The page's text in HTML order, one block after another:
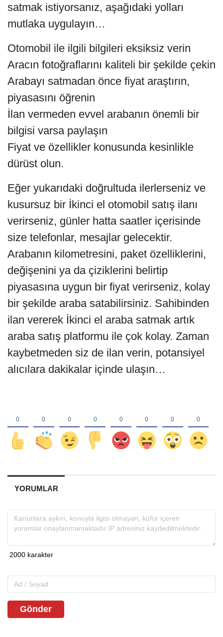
satmak istiyorsanız, aşağıdaki yolları
mutlaka uygulayın…
Otomobil ile ilgili bilgileri eksiksiz verin
Aracın fotoğraflarını kaliteli bir şekilde çekin
Arabayı satmadan önce fiyat araştırın,
piyasasını öğrenin
İlan vermeden evvel arabanın önemli bir
bilgisi varsa paylaşın
Fiyat ve özellikler konusunda kesinlikle
dürüst olun.
Eğer yukarıdaki doğrultuda ilerlerseniz ve
kusursuz bir İkinci el otomobil satış ilanı
verirseniz, günler hatta saatler içerisinde
size telefonlar, mesajlar gelecektir.
Arabanın kilometresini, paket özelliklerini,
değişenini ya da çiziklerini belirtip
piyasasına uygun bir fiyat verirseniz, kolay
bir şekilde araba satabilirsiniz. Sahibinden
ilan vererek İkinci el araba satmak artık
araba satış platformu ile çok kolay. Zaman
kaybetmeden siz de ilan verin, potansiyel
alıcılara dakikalar içinde ulaşın…
YORUMLAR
Gönder